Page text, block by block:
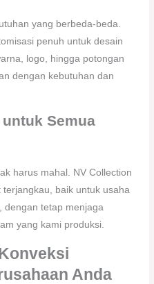
yang berbeda-beda.
penuh untuk desain
logo, hingga potongan
dengan kebutuhan dan
Semua
harus mahal. NV Collection
baik untuk usaha
dengan tetap menjaga
yang kami produksi.
Anda